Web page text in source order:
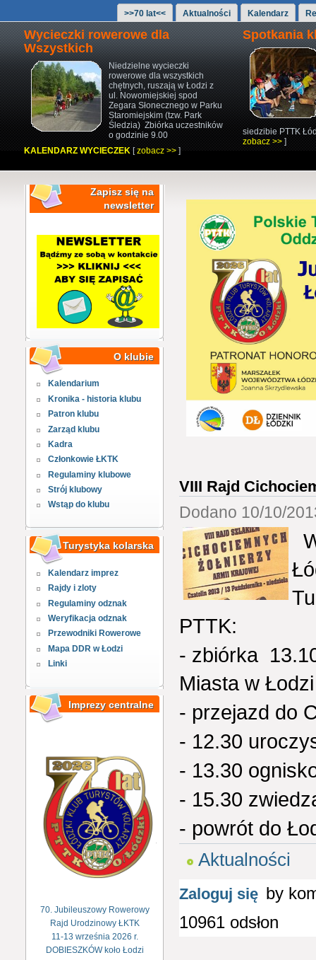
>>70 lat<< Aktualności Kalendarz
Wycieczki rowerowe dla
Wszystkich
Niedzielne wycieczki
rowerowe dla wszystkich
chętnych,ruszają w Łodzi z
ul. Nowomiejskiej spod
Zegara Słonecznego w Parku
Staromiejskim (tzw. Park
Śledzia) Zbiórka uczestników
o godzinie 9.00
KALENDARZ WYCIECZEK [zobacz >>]
Spotkania
siedzibie PTTK
zobacz >> ]
Zapisz się na
newsletter
O klubie
Kalendarium
Kronika - historia klubu
Patron klubu
Zarząd klubu
Kadra
Członkowie ŁKTK
Regulaminy klubowe
Strój klubowy
Wstąp do klubu
Turystyka kolarska
Kalendarz imprez
Rajdy i zloty
Regulaminy odznak
Weryfikacja odznak
Przewodniki Rowerowe
Mapa DDR w Łodzi
Linki
Imprezy centralne
70. Jubileuszowy Rowerowy
Rajd Urodzinowy ŁKTK
11-13 września 2026 r.
DOBIESZKÓW koło Łodzi
VIII Rajd
Dodano 10/10/
PTTK:
- zbiórka
Miasta w
- przejazd do
- 12.30
- 13.30
- 15.30
- powrót do
Aktualności
Zaloguj się by
10961 odsłon